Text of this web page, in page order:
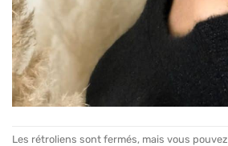
Les rétroliens sont fermés, mais vous pouvez